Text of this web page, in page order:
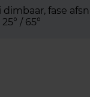
dimbaar, fase
/ 65°